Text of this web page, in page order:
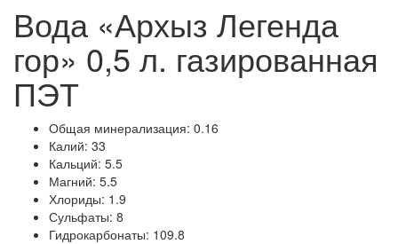
Вода «Архыз Легенда
гор» 0,5 л. газированная
ПЭТ
Общая минерализация: 0.16
Калий: 33
Кальций: 5.5
Магний: 5.5
Хлориды: 1.9
Сульфаты: 8
Гидрокарбонаты: 109.8